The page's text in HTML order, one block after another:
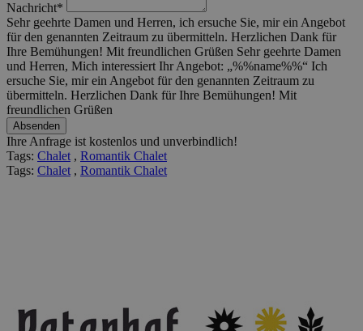
Nachricht*
Sehr geehrte Damen und Herren, ich ersuche Sie, mir ein Angebot
für den genannten Zeitraum zu übermitteln. Herzlichen Dank für
Ihre Bemühungen! Mit freundlichen Grüßen Sehr geehrte Damen
und Herren, Mich interessiert Ihr Angebot: „%%name%%“ Ich
ersuche Sie, mir ein Angebot für den genannten Zeitraum zu
übermitteln. Herzlichen Dank für Ihre Bemühungen! Mit
freundlichen Grüßen
Ihre Anfrage ist kostenlos und unverbindlich!
Tags: Chalet , Romantik Chalet
Tags: Chalet , Romantik Chalet